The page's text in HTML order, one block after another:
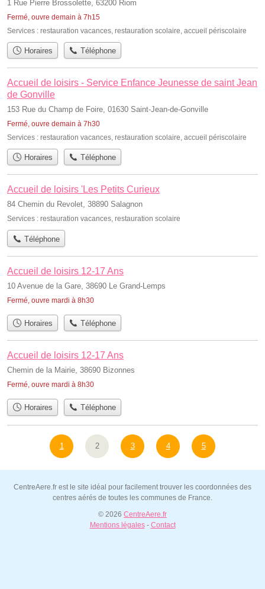
1 Rue Pierre Brossolette, 63200 Riom
Fermé, ouvre demain à 7h15
Services : restauration vacances restauration scolaire accueil périscolaire
Horaires Téléphone
Accueil de loisirs - Service Enfance Jeunesse de saint Jean
de Gonville
153 Rue du Champ de Foire, 01630 Saint-Jean-de-Gonville
Fermé, ouvre demain à 7h30
Services : restauration vacances, restauration scolaire, accueil périscolaire
Horaires Téléphone
Accueil de loisirs 'Les Petits Curieux
84 Chemin du Revolet, 38890 Salagnon
Services : restauration vacances, restauration scolaire
Téléphone
Accueil de loisirs 12-17 Ans
10 Avenue de la Gare, 38690 Le Grand-Lemps
Fermé, ouvre mardi à 8h30
Horaires Téléphone
Accueil de loisirs 12-17 Ans
Chemin de la Mairie, 38690 Bizonnes
Fermé, ouvre mardi à 8h30
Horaires Téléphone
1 2 3 4 5
CentreAere.fr est le site idéal pour facilement trouver les coordonnées des
centres aérés de toutes les communes de France.
© 2026 CentreAere.fr
Mentions légales- Contact